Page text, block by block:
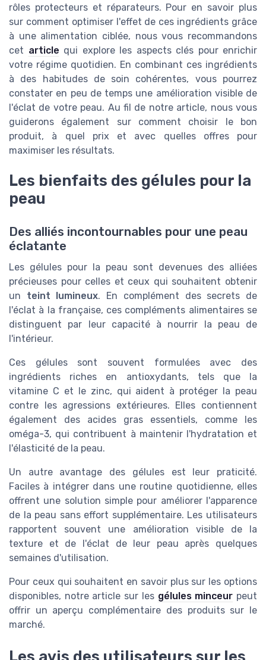
rôles protecteurs et réparateurs. Pour en savoir plus
sur comment optimiser l'effet de ces ingrédients grâce
à une alimentation ciblée, nous vous recommandons
cet article qui explore les aspects clés pour enrichir
votre régime quotidien. En combinant ces ingrédients
à des habitudes de soin cohérentes, vous pourrez
constater en peu de temps une amélioration visible de
l'éclat de votre peau. Au fil de notre article, nous vous
guiderons également sur comment choisir le bon
produit, à quel prix et avec quelles offres pour
maximiser les résultats.
Les bienfaits des gélules pour la
peau
Des alliés incontournables pour une peau
éclatante
Les gélules pour la peau sont devenues des alliées
précieuses pour celles et ceux qui souhaitent obtenir
un teint lumineux. En complément des secrets de
l'éclat à la française, ces compléments alimentaires se
distinguent par leur capacité à nourrir la peau de
l'intérieur.
Ces gélules sont souvent formulées avec des
ingrédients riches en antioxydants, tels que la
vitamine C et le zinc, qui aident à protéger la peau
contre les agressions extérieures. Elles contiennent
également des acides gras essentiels, comme les
oméga-3, qui contribuent à maintenir l'hydratation et
l'élasticité de la peau.
Un autre avantage des gélules est leur praticité.
Faciles à intégrer dans une routine quotidienne, elles
offrent une solution simple pour améliorer l'apparence
de la peau sans effort supplémentaire. Les utilisateurs
rapportent souvent une amélioration visible de la
texture et de l'éclat de leur peau après quelques
semaines d'utilisation.
Pour ceux qui souhaitent en savoir plus sur les options
disponibles, notre article sur les gélules minceur peut
offrir un aperçu complémentaire des produits sur le
marché.
Les avis des utilisateurs sur les